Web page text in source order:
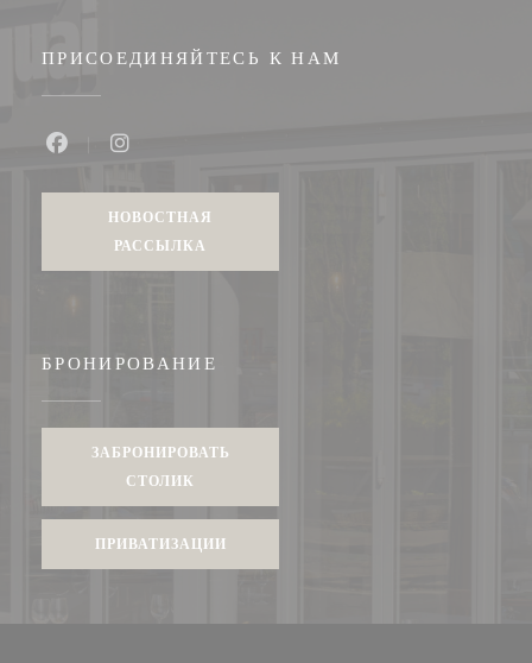
ПРИСОЕДИНЯЙТЕСЬ К НАМ
НОВОСТНАЯ
РАССЫЛКА
БРОНИРОВАНИЕ
ЗАБРОНИРОВАТЬ
СТОЛИК
ПРИВАТИЗАЦИИ